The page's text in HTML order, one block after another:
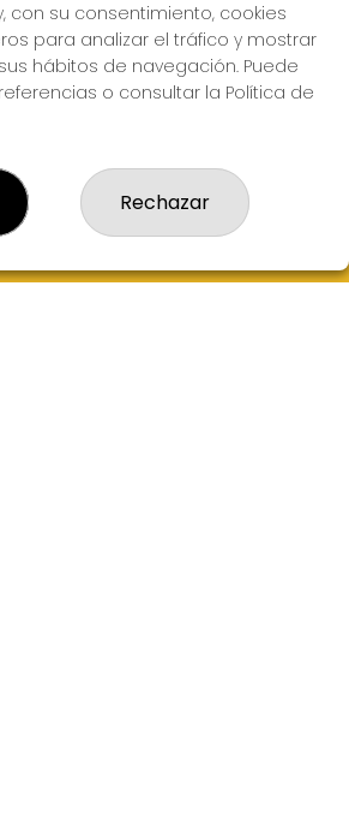
EURODREAMS
DORADO
con su consentimiento, cookies
para analizar el tráfico y mostrar
hábitos de navegación. Puede
o consultar la Política de
Rechazar